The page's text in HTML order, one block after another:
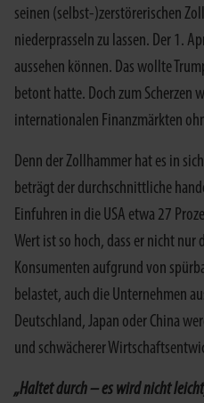
seinen (selbst-)zerstörerischen
niederprasseln zu lassen. Der 1.
aussehen können. Das wollte
betont hatte. Doch zum Scherzen
internationalen Finanzmärkten
Denn der Zollhammer hat es in
beträgt der durchschnittliche
Einfuhren in die USA etwa 27
Wert ist so hoch, dass er nicht nur
Konsumenten aufgrund von
belastet, auch die Unternehmen
Deutschland, Japan oder China
und schwächerer
„Haltet durch – es wird nicht